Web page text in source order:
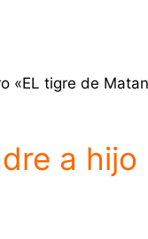
«EL tigre de
a hijo